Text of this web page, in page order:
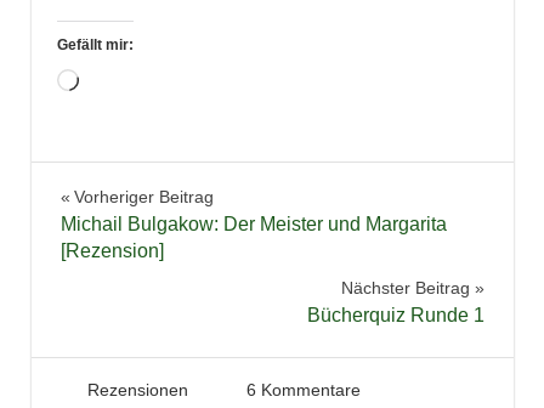
Gefällt mir:
Wird
Jugendbuch
Lesen
Beitragsnavigation
Vorheriger Beitrag
Michail Bulgakow: Der Meister und Margarita
[Rezension]
Nächster Beitrag
Bücherquiz Runde 1
26. Januar 2013
Tintenhain
Rezensionen 6 Kommentare